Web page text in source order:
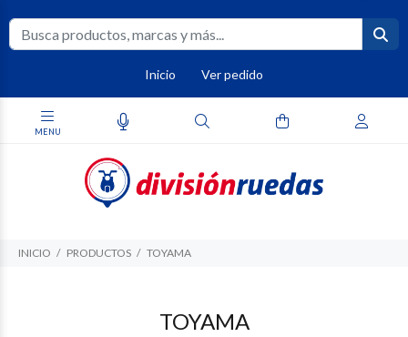
Inicio Ver pedido
INICIO PRODUCTOS TOYAMA
TOYAMA